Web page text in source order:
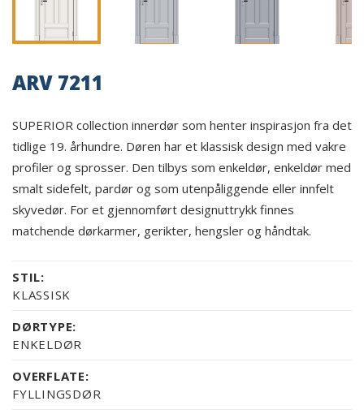
ARV 7211
SUPERIOR collection innerdør som henter inspirasjon fra det
tidlige 19. århundre. Døren har et klassisk design med vakre
profiler og sprosser. Den tilbys som enkeldør, enkeldør med
smalt sidefelt, pardør og som utenpåliggende eller innfelt
skyvedør. For et gjennomført designuttrykk finnes
matchende dørkarmer, gerikter, hengsler og håndtak.
STIL:
KLASSISK
DØRTYPE:
ENKELDØR
OVERFLATE:
FYLLINGSDØR